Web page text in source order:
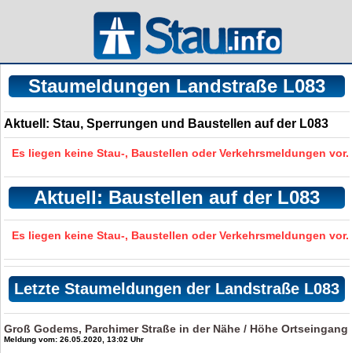
Staumeldungen Landstraße L083
Aktuell: Stau, Sperrungen und Baustellen auf der L083
Es liegen keine Stau-, Baustellen oder Verkehrsmeldungen vor.
Aktuell: Baustellen auf der L083
Es liegen keine Stau-, Baustellen oder Verkehrsmeldungen vor.
Letzte Staumeldungen der Landstraße L083
Groß Godems, Parchimer Straße in der Nähe / Höhe Ortseingang
Meldung vom: 26.05.2020, 13:02 Uhr